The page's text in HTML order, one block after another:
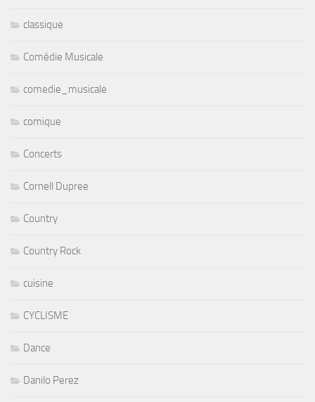
classique
Comédie Musicale
comedie_musicale
comique
Concerts
Cornell Dupree
Country
Country Rock
cuisine
CYCLISME
Dance
Danilo Perez